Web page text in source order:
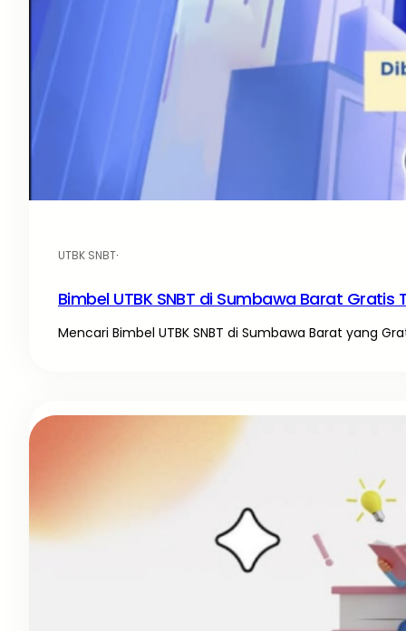
UTBK SNBT·
Bimbel UTBK SNBT di Sumbawa Barat Gratis
Mencari Bimbel UTBK SNBT di Sumbawa Barat yang